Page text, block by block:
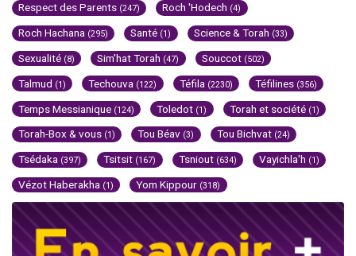
Respect des Parents (247) Roch 'Hodech (4)
Roch Hachana (295) Santé (1) Science & Torah (33)
Sexualité (8) Sim'hat Torah (47) Souccot (502)
Talmud (1) Techouva (122) Téfila (2230) Téfilines (356)
Temps Messianique (124) Toledot (1) Torah et société (1)
Torah-Box & vous (1) Tou Béav (3) Tou Bichvat (24)
Tsédaka (397) Tsitsit (167) Tsniout (634) Vayichla'h (1)
Vézot Haberakha (1) Yom Kippour (318)